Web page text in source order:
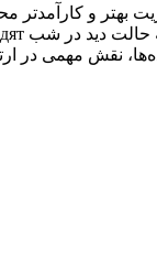
بهتر و
نقش مهمی در